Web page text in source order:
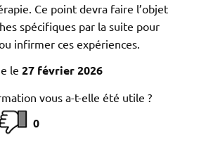
Ce point devra faire l’objet
spécifiques par la suite pour
infirmer ces expériences.
le 27 février 2026
vous a-t-elle été utile ?
0